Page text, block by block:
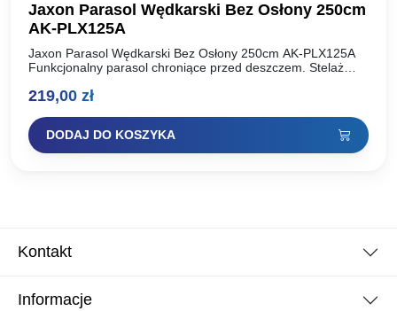
Jaxon Parasol Wędkarski Bez Osłony 250cm
AK-PLX125A
Jaxon Parasol Wędkarski Bez Osłony 250cm AK-PLX125A
Funkcjonalny parasol chroniące przed deszczem. Stelaż
kształt czaszy…
219,00 zł
DODAJ DO KOSZYKA
Kontakt
Informacje